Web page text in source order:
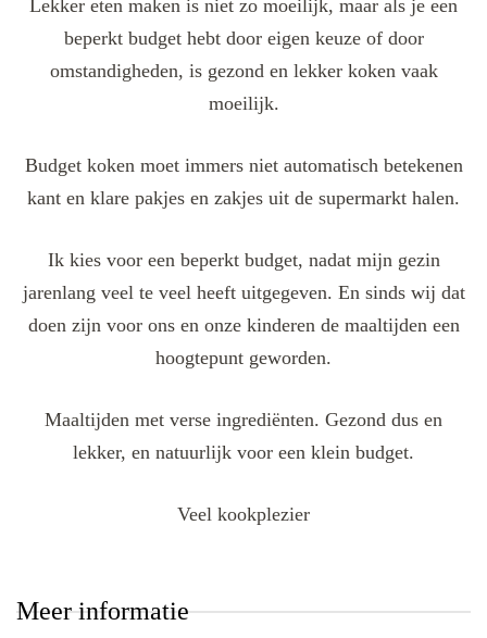
Lekker eten maken is niet zo moeilijk, maar als je een
beperkt budget hebt door eigen keuze of door
omstandigheden, is gezond en lekker koken vaak
moeilijk.
Budget koken moet immers niet automatisch betekenen
kant en klare pakjes en zakjes uit de supermarkt halen.
Ik kies voor een beperkt budget, nadat mijn gezin
jarenlang veel te veel heeft uitgegeven. En sinds wij dat
doen zijn voor ons en onze kinderen de maaltijden een
hoogtepunt geworden.
Maaltijden met verse ingrediënten. Gezond dus en
lekker, en natuurlijk voor een klein budget.
Veel kookplezier
Meer informatie